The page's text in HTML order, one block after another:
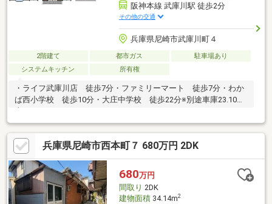
阪神本線 武庫川駅 徒歩2分
その他の交通
兵庫県尼崎市武庫川町４
2階建て 都市ガス
駐車場あり
システムキッチン
所有権
・ライフ武庫川店 徒歩7分・ファミリーマート 徒歩7分・わか
ば西小学校 徒歩10分・大庄中学校 徒歩22分※別途車庫23.10平
兵庫県尼崎市西本町７ 680万円 2DK
680万円
間取り 2DK
建物面積34.14m2